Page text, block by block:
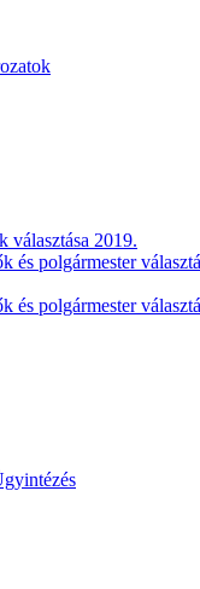
választása 2019.
polgármester
polgármester